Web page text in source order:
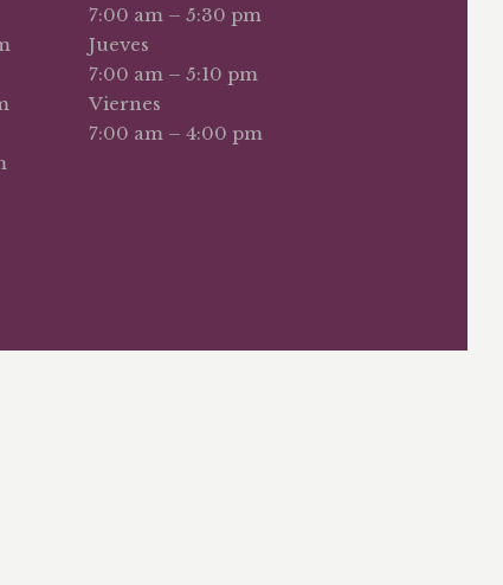
7:00 am – 5:30 pm
Jueves
7:00 am – 5:10 pm
Viernes
7:00 am – 4:00 pm